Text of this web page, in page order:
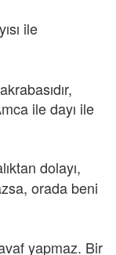
ile
ile dayı ile
dolayı,
orada beni
yapmaz. Bir